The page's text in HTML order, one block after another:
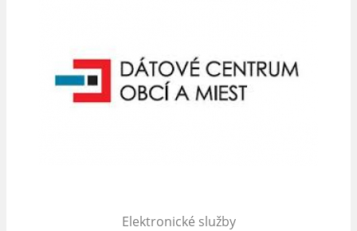
Elektronické služby